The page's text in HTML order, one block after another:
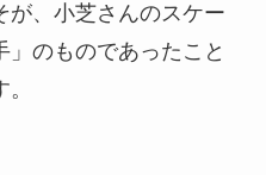
が、小芝さんのスケー
」のものであったこと